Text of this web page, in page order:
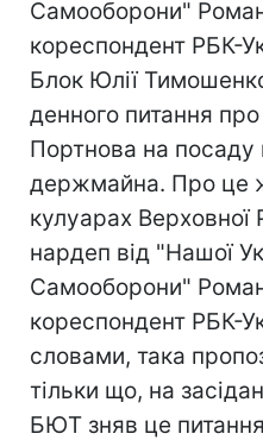
Самооборони"
кореспондент РБК-
Блок Юлії
денного питання
Портнова на посаду
держмайна. Про це
кулуарах Верховної
нардеп від "Нашої
Самооборони"
кореспондент РБК-
словами, така
тільки що, на
БЮТ зняв це